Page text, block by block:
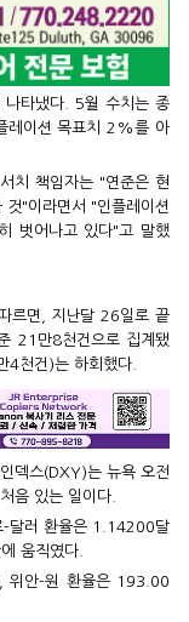
타냈다. 5월 수치는 종
레이션 목표치 2%를 아
치 책임자는 "연준은 현
"이라면서 "인플레이션
벗어나고 있다"고 말했
르면, 지난달 26일로 끝
21만8천건으로 집계됐
4천건)는 하회했다.
덱스(DXY)는 뉴욕 오전
음 있는 일이다.
달러 환율은 1.14200달
움직였다.
위안-원 환율은 193.00